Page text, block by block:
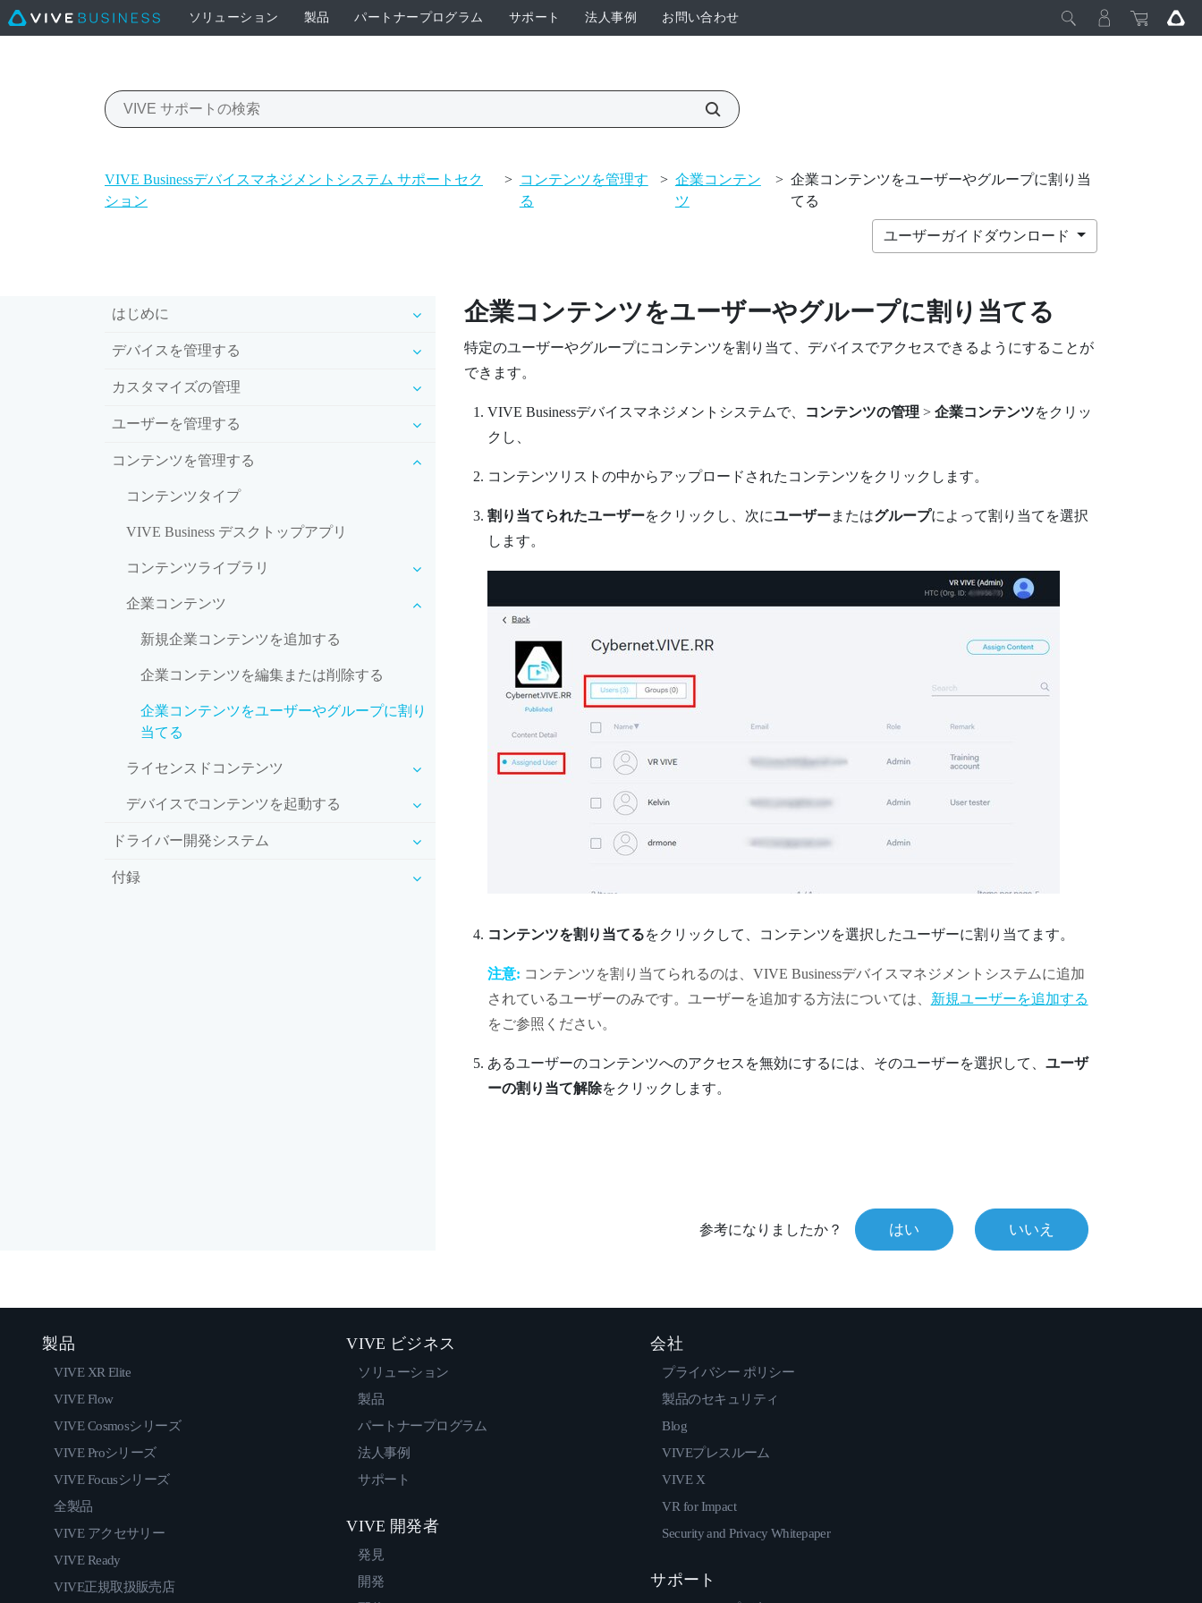
ソリューション 製品 パートナープログラム サポート 法人事例 お問い合わせ
VIVE Businessデバイスマネジメントシステム サポートセク
ション
>
コンテンツを管理す
る
> 企業コンテン
ツ
> 企業コンテンツをユーザーやグループに割り当
てる
ユーザーガイドダウンロード
はじめに
デバイスを管理する
カスタマイズの管理
ユーザーを管理する
コンテンツを管理する
コンテンツタイプ
VIVE Business デスクトップアプリ
コンテンツライブラリ
企業コンテンツ
新規企業コンテンツを追加する
企業コンテンツを編集または削除する
企業コンテンツをユーザーやグループに割り
当てる
ライセンスドコンテンツ
デバイスでコンテンツを起動する
ドライバー開発システム
付録
企業コンテンツをユーザーやグループに割り当てる
特定のユーザーやグループにコンテンツを割り当て、デバイスでアクセスできるようにすることが
できます。
VIVE Businessデバイスマネジメントシステムで、 コンテンツの管理 > 企業コンテンツをクリッ
クし、
コンテンツリストの中からアップロードされたコンテンツをクリックします。
割り当てられたユーザーをクリックし、次にユーザーまたはグループによって割り当てを選択
します。
コンテンツを割り当てるをクリックして、コンテンツを選択したユーザーに割り当てます。
注意: コンテンツを割り当てられるのは、 VIVE Businessデバイスマネジメントシステムに追加
されているユーザーのみです。ユーザーを追加する方法については、 新規ユーザーを追加する
をご参照ください。
あるユーザーのコンテンツへのアクセスを無効にするには、そのユーザーを選択して、 ユーザ
ーの割り当て解除をクリックします。
参考になりましたか？ はい いいえ
製品
VIVE XR Elite
VIVE Flow
VIVE Cosmosシリーズ
VIVE Proシリーズ
VIVE Focusシリーズ
全製品
VIVE アクセサリー
VIVE Ready
VIVE正規取扱販売店
VIVE ビジネス
ソリューション
製品
パートナープログラム
法人事例
サポート
VIVE 開発者
発見
開発
会社
プライバシー ポリシー
製品のセキュリティ
Blog
VIVEプレスルーム
VIVE X
VR for Impact
Security and Privacy Whitepaper
サポート